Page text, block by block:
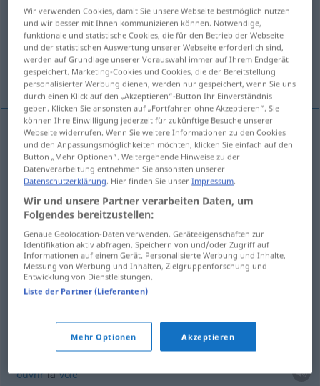
Übersicht aller Übersetzungen
(Für mehr Details die Übersetzung anklicken/antippen)
signal signal Weitere Beispiele...
signalm Signal
signalm Signal BAHN
Beispiele
das Signal zumAufbruch geben
Signalesetzen
ouvrirlavoie
Wir verwenden Cookies, damit Sie unsere Webseite bestmöglich nutzen
und wir besser mit Ihnen kommunizieren können. Notwendige,
funktionale und statistische Cookies, die für den Betrieb der Webseite
und der statistischen Auswertung unserer Webseite erforderlich sind,
werden auf Grundlage unserer Vorauswahl immer auf Ihrem Endgerät
gespeichert. Marketing-Cookies und Cookies, die der Bereitstellung
personalisierter Werbung dienen, werden nur gespeichert, wenn Sie uns
durch einen Klick auf den „Akzeptieren“-Button Ihr Einverständnis
geben. Klicken Sie ansonsten auf „Fortfahren ohne Akzeptieren“. Sie
können Ihre Einwilligung jederzeit für zukünftige Besuche unserer
Webseite widerrufen. Wenn Sie weitere Informationen zu den Cookies
und den Anpassungsmöglichkeiten möchten, klicken Sie einfach auf den
Button „Mehr Optionen“. Weitergehende Hinweise zu der
Datenverarbeitung entnehmen Sie ansonsten unserer
Datenschutzerklärung. Hier finden Sie unserImpressum.
Wir und unsere Partner verarbeiten Daten, um
Folgendes bereitzustellen:
Genaue Geolocation-Daten verwenden. Geräteeigenschaften zur
Identifikation aktiv abfragen. Speichern von und/oder Zugriff auf
Informationen auf einem Gerät. Personalisierte Werbung und Inhalte,
Messung von Werbung und Inhalten, Zielgruppenforschung und
Entwicklung von Dienstleistungen.
Liste der Partner (Lieferanten)
Mehr Optionen Akzeptieren